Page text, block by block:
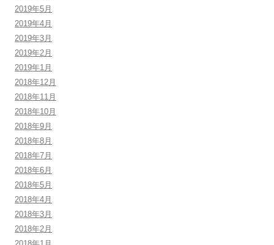
2019年5月
2019年4月
2019年3月
2019年2月
2019年1月
2018年12月
2018年11月
2018年10月
2018年9月
2018年8月
2018年7月
2018年6月
2018年5月
2018年4月
2018年3月
2018年2月